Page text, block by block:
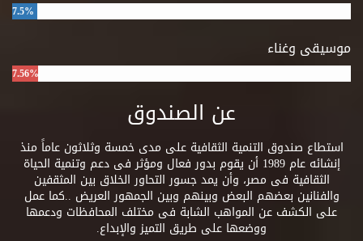
7.5%
موسيقى وغناء
7.56%
عن الصندوق
استطاع صندوق التنمية الثقافية على مدى خمسة وثلاثون عاماً منذ
إنشائه عام 1989 أن يقوم بدور فعال ومؤثر فى دعم وتنمية الحياة
الثقافية فى مصر، وأن يمد جسور التحاور الخلاق بين المثقفين
والفنانين بعضهم البعض وبينهم وبين الجمهور العريض ..كما عمل
على الكشف عن المواهب الشابة فى مختلف المحافظات ودعمها
ووضعها على طريق التميز والإبداع.